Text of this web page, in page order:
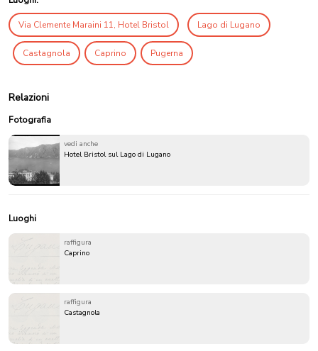
Via Clemente Maraini 11, Hotel Bristol Lago di Lugano
Castagnola Caprino Pugerna
Relazioni
Fotografia
vedi anche
Hotel Bristol sul Lago di Lugano
Luoghi
raffigura
Caprino
raffigura
Castagnola